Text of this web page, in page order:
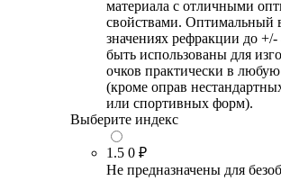
материала с отличными
свойствами. Оптимальный
значениях рефракции до
быть использованы для
очков практически в
(кроме оправ
или спортивных форм).
Выберите индекс
1.5 0 ₽
Не предназначены для